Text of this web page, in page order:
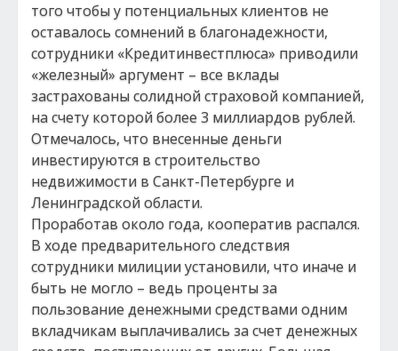
того чтобы у потенциальных клиентов не
оставалось сомнений в благонадежности,
сотрудники «Кредитинвестплюса» приводили
«железный» аргумент – все вклады
застрахованы солидной страховой компанией,
на счету которой более 3 миллиардов рублей.
Отмечалось, что внесенные деньги
инвестируются в строительство
недвижимости в Санкт-Петербурге и
Ленинградской области.
Проработав около года, кооператив распался.
В ходе предварительного следствия
сотрудники милиции установили, что иначе и
быть не могло – ведь проценты за
пользование денежными средствами одним
вкладчикам выплачивались за счет денежных